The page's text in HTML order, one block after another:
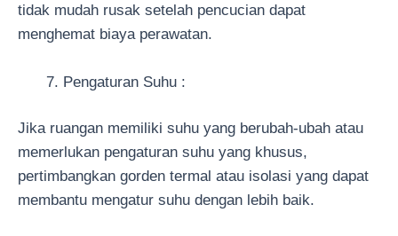
tidak mudah rusak setelah pencucian dapat
menghemat biaya perawatan.
Pengaturan Suhu :
Jika ruangan memiliki suhu yang berubah-ubah atau
memerlukan pengaturan suhu yang khusus,
pertimbangkan gorden termal atau isolasi yang dapat
membantu mengatur suhu dengan lebih baik.